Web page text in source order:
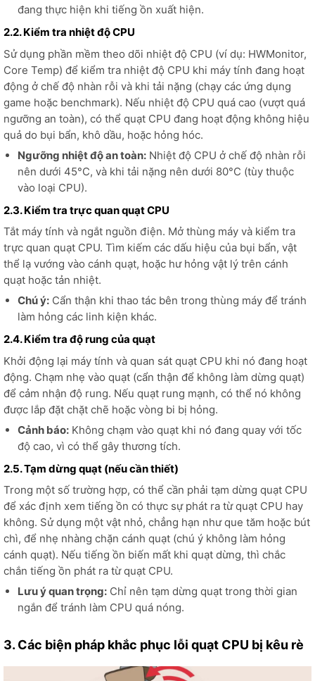
đang thực hiện khi tiếng ồn xuất hiện.
2.2. Kiểm tra nhiệt độ CPU
Sử dụng phần mềm theo dõi nhiệt độ CPU (ví dụ: HWMonitor,
Core Temp) để kiểm tra nhiệt độ CPU khi máy tính đang hoạt
động ở chế độ nhàn rỗi và khi tải nặng (chạy các ứng dụng
game hoặc benchmark). Nếu nhiệt độ CPU quá cao (vượt quá
ngưỡng an toàn), có thể quạt CPU đang hoạt động không hiệu
quả do bụi bẩn, khô dầu, hoặc hỏng hóc.
Ngưỡng nhiệt độ an toàn:Nhiệt độ CPU ở chế độ nhàn rỗi
nên dưới 45°C, và khi tải nặng nên dưới 80°C (tùy thuộc
vào loại CPU).
2.3. Kiểm tra trực quan quạt CPU
Tắt máy tính và ngắt nguồn điện. Mở thùng máy và kiểm tra
trực quan quạt CPU. Tìm kiếm các dấu hiệu của bụi bẩn, vật
thể lạ vướng vào cánh quạt, hoặc hư hỏng vật lý trên cánh
quạt hoặc tản nhiệt.
Chú ý:Cẩn thận khi thao tác bên trong thùng máy để tránh
làm hỏng các linh kiện khác.
2.4. Kiểm tra độ rung của quạt
Khởi động lại máy tính và quan sát quạt CPU khi nó đang hoạt
động. Chạm nhẹ vào quạt (cẩn thận để không làm dừng quạt)
để cảm nhận độ rung. Nếu quạt rung mạnh, có thể nó không
được lắp đặt chặt chẽ hoặc vòng bi bị hỏng.
Cảnh báo:Không chạm vào quạt khi nó đang quay với tốc
độ cao, vì có thể gây thương tích.
2.5. Tạm dừng quạt (nếu cần thiết)
Trong một số trường hợp, có thể cần phải tạm dừng quạt CPU
để xác định xem tiếng ồn có thực sự phát ra từ quạt CPU hay
không. Sử dụng một vật nhỏ, chẳng hạn như que tăm hoặc bút
chì, để nhẹ nhàng chặn cánh quạt (chú ý không làm hỏng
cánh quạt). Nếu tiếng ồn biến mất khi quạt dừng, thì chắc
chắn tiếng ồn phát ra từ quạt CPU.
Lưu ý quan trọng:Chỉ nên tạm dừng quạt trong thời gian
ngắn để tránh làm CPU quá nóng.
3. Các biện pháp khắc phục lỗi quạt CPU bị kêu rè